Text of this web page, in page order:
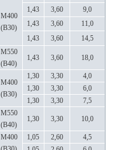
М400
(В30)
1,43 3,60
9,0
1,43 3,60
11,0
1,43 3,60 14,5
М550
(В40)
1,43 3,60 18,0
М400
(В30)
1,30 3,30
4,0
1,30 3,30
6,0
1,30 3,30 7,5
М550
(В40)
1,30 3,30 10,0
М400
1,05 2,60
4,5